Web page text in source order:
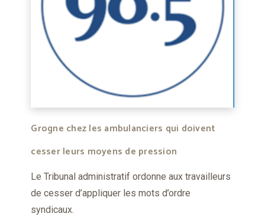
Grogne chez les ambulanciers qui doivent
cesser leurs moyens de pression
Le Tribunal administratif ordonne aux travailleurs
de cesser d’appliquer les mots d’ordre
syndicaux.